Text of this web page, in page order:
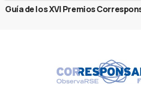
Guía de los XVI Premios